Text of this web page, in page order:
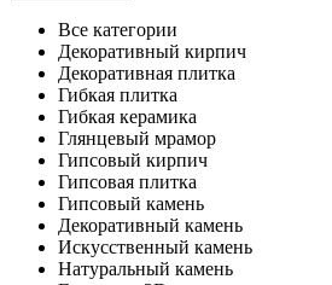
Все категории
Декоративный кирпич
Декоративная плитка
Гибкая плитка
Гибкая керамика
Глянцевый мрамор
Гипсовый кирпич
Гипсовая плитка
Гипсовый камень
Декоративный камень
Искусственный камень
Натуральный камень